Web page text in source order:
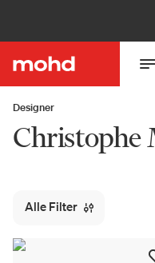
Designer
Christophe
Alle Filter